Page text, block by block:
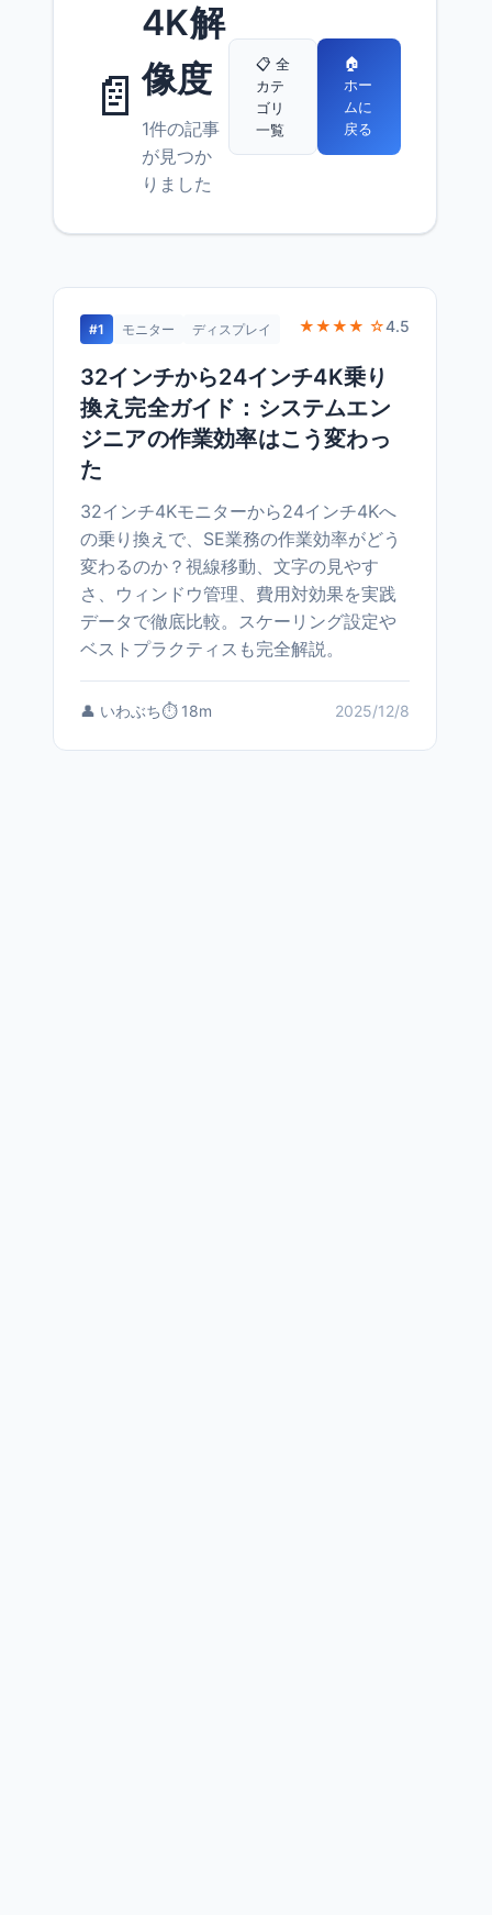
📄
4K解
像度
1件の記事
が見つか
りました
📋 全
カテ
ゴリ
一覧
🏠
ホー
ムに
戻る
#1 モニター ディスプレイ ★★★★ ☆4.5
32インチから24インチ4K乗り
換え完全ガイド：システムエン
ジニアの作業効率はこう変わっ
た
32インチ4Kモニターから24インチ4Kへ
の乗り換えで、SE業務の作業効率がどう
変わるのか？視線移動、文字の見やす
さ、ウィンドウ管理、費用対効果を実践
データで徹底比較。スケーリング設定や
ベストプラクティスも完全解説。
👤 いわぶち⏱️ 18m 2025/12/8